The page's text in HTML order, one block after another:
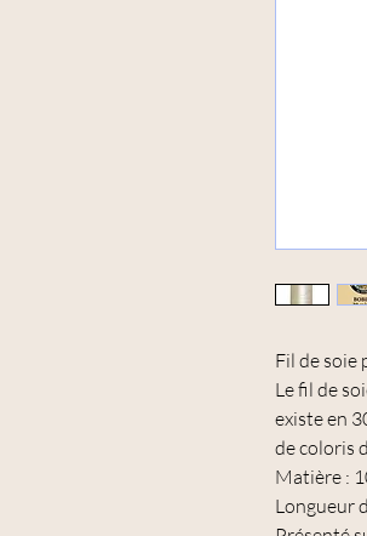
Fil de soie
Le fil de
existe en
de coloris
Matière :
Longueur